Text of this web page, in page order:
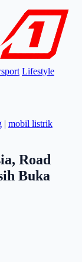
Lifestyle
| mobil listrik
Road
Buka